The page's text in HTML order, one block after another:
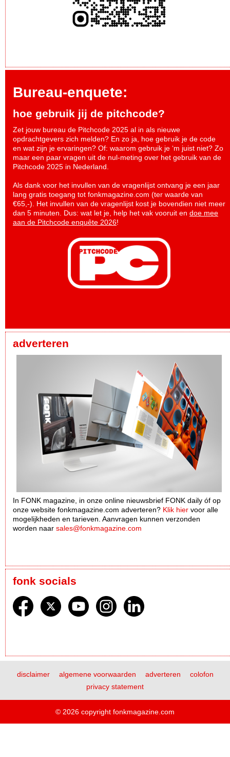
Bureau-enquete:
hoe gebruik jij de pitchcode?
Zet jouw bureau de Pitchcode 2025 al in als nieuwe
opdrachtgevers zich melden? En zo ja, hoe gebruik je de code
en wat zijn je ervaringen? Of: waarom gebruik je ‘m juist niet? Zo
maar een paar vragen uit de nul-meting over het gebruik van de
Pitchcode 2025 in Nederland.
Als dank voor het invullen van de vragenlijst ontvang je een jaar
lang gratis toegang tot fonkmagazine.com (ter waarde van
€65,-). Het invullen van de vragenlijst kost je bovendien niet meer
dan 5 minuten. Dus: wat let je, help het vak vooruit en doe mee
aan de Pitchcode enquête 2026!
adverteren
In FONK magazine, in onze online nieuwsbrief FONK daily óf op
onze website fonkmagazine.com adverteren? Klik hier voor alle
mogelijkheden en tarieven. Aanvragen kunnen verzonden
worden naar sales@fonkmagazine.com
fonk socials
disclaimer algemene voorwaarden adverteren
colofon
privacy statement
© 2026 copyright fonkmagazine.com